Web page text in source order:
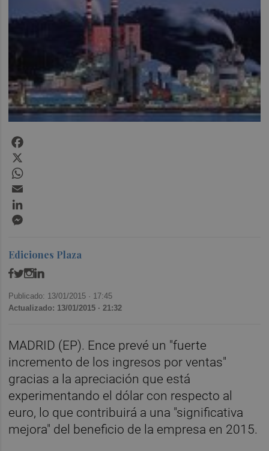
Ediciones Plaza
Publicado: 13/01/2015 · 17:45
Actualizado: 13/01/2015 · 21:32
MADRID (EP). Ence prevé un "fuerte
incremento de los ingresos por ventas"
gracias a la apreciación que está
experimentando el dólar con respecto al
euro, lo que contribuirá a una "significativa
mejora" del beneficio de la empresa en 2015.